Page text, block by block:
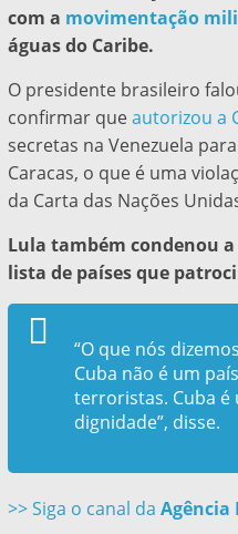
com a movimentação
águas do Caribe.
O presidente brasileiro
confirmar que autorizou a
secretas na Venezuela
Caracas, o que é uma
da Carta das Nações
Lula também condenou
lista de países que
“O que nós
Cuba não é um
terroristas. Cuba é
dignidade”, disse.
>> Siga o canal da Agência